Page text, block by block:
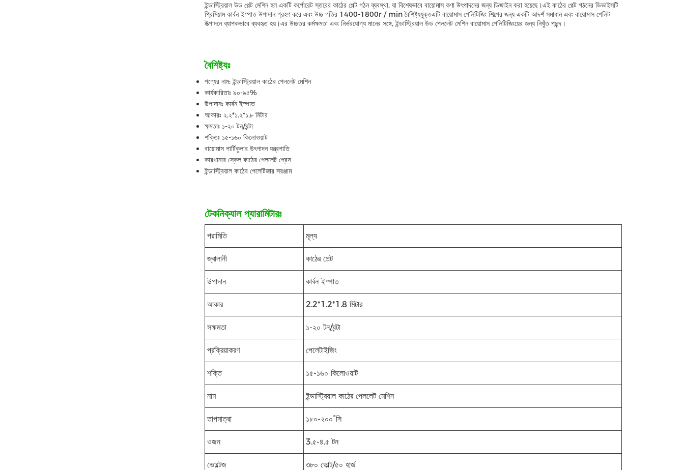
ইন্ডাস্ট্রিয়াল উড পেল্ট মেশিন হল একটি কর্পোরেট স্তরের কাঠের পেল্ট গঠন ব্যবস্থা, যা বিশেষভাবে বায়োমাস কণা উৎপাদনের জন্য ডিজাইন করা হয়েছে।এই কাঠের পেল্ট গঠনের ডিভাইসটি
প্রিমিয়াম কার্বন ইস্পাত উপাদান গ্রহণ করে এবং উচ্চ গতির 1400-1800r / min বৈশিষ্ট্যযুক্তএটি বায়োমাস পেলিটিজিং শিল্পের জন্য একটি আদর্শ সমাধান এবং বায়োমাস পেলিট
উত্পাদনে ব্যাপকভাবে ব্যবহৃত হয়।এর উচ্চতর কর্মক্ষমতা এবং নির্ভরযোগ্য মানের সঙ্গে, ইন্ডাস্ট্রিয়াল উড পেললেট মেশিন বায়োমাস পেলিটিজিংয়ের জন্য নিখুঁত পছন্দ।
বৈশিষ্ট্যঃ
পণ্যের নাম: ইন্ডাস্ট্রিয়াল কাঠের পেললেট মেশিন
কার্যকারিতাঃ ৯০-৯৫%
উপাদানঃ কার্বন ইস্পাত
আকারঃ ২.২*১.২*১.৮ মিটার
ক্ষমতাঃ ১-২০ টন/ঘন্টা
শক্তিঃ ১৫-১৬০ কিলোওয়াট
বায়োমাস পার্টিকুলার উৎপাদন যন্ত্রপাতি
কারখানার স্কেল কাঠের পেললেট প্রেস
ইন্ডাস্ট্রিয়াল কাঠের পেলেটিজার সরঞ্জাম
টেকনিক্যাল প্যারামিটারঃ
পরামিতি মূল্য
জ্বালানী কাঠের পেল্ট
উপাদান কার্বন ইস্পাত
আকার 2.2*1.2*1.8 মিটার
সক্ষমতা ১-২০ টন/ঘন্টা
প্রক্রিয়াকরণ পেলেটাইজিং
শক্তি ১৫-১৬০ কিলোওয়াট
নাম ইন্ডাস্ট্রিয়াল কাঠের পেললেট মেশিন
তাপমাত্রা ১৮০-২০০°সি
ওজন 3.৫-৪.৫ টন
ভোল্টেজ ৩৮০ ভোল্ট/৫০ হার্জ